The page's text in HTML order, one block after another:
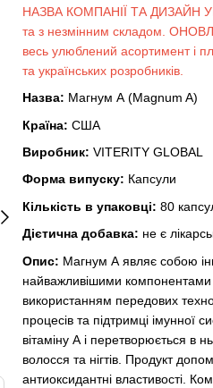
НАЗВА КОМПАНІЇ ТА ДИЗАЙН
та з незмінним складом.
весь улюблений асортимент і
та українських розробників.
Назва: Магнум А (Magnum A)
Країна: США
Виробник: VITERITY GLOBAL
Форма випуску: Капсули
Кількість в упаковці: 80
Дієтична добавка: не є
Опис: Магнум А являє собою
найважливішими компонентами
використанням передових
процесів та підтримці
вітаміну А і перетворюється в
волосся та нігтів. Продукт
антиоксидантні властивості.